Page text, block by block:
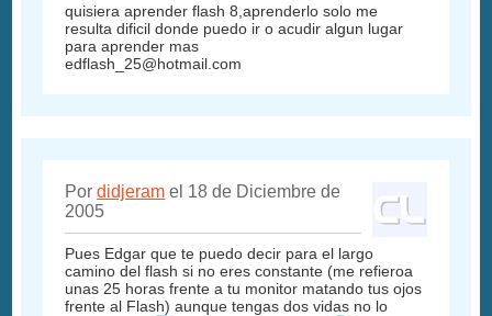
quisiera aprender flash 8,aprenderlo solo me
resulta dificil donde puedo ir o acudir algun lugar
para aprender mas
edflash_25@hotmail.com
Pordidjeram el 18 de Diciembre de
2005
Pues Edgar que te puedo decir para el largo
camino del flash si no eres constante (me refieroa
unas 25 horas frente a tu monitor matando tus ojos
frente al Flash) aunque tengas dos vidas no lo